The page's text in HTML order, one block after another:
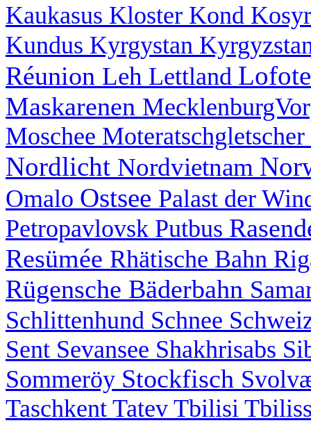
Kaukasus Kloster Kond
Kundus Kyrgystan
Réunion Leh Lettland
Maskarenen
Moschee Moteratschgletscher
Nordlicht Nordvietnam
Omalo Ostsee Palast der
Petropavlovsk Putbus
Resümée Rhätische Bahn
Rügensche Bäderbahn
Schlittenhund Schnee
Sent Sevansee Shakhrisabs
Sommeröy Stockfisch
Taschkent Tatev Tbilisi